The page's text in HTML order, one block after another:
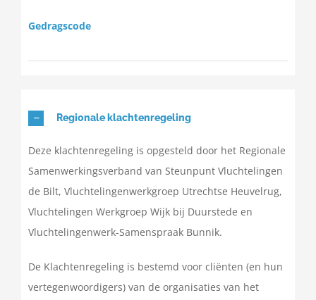
Gedragscode
Regionale klachtenregeling
Deze klachtenregeling is opgesteld door het Regionale
Samenwerkingsverband van Steunpunt Vluchtelingen
de Bilt, Vluchtelingenwerkgroep Utrechtse Heuvelrug,
Vluchtelingen Werkgroep Wijk bij Duurstede en
Vluchtelingenwerk-Samenspraak Bunnik.
De Klachtenregeling is bestemd voor cliënten (en hun
vertegenwoordigers) van de organisaties van het